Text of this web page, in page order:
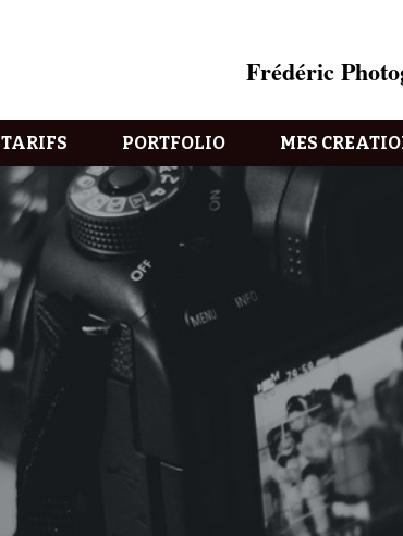
Frédéric
TARIFS PORTFOLIO MES